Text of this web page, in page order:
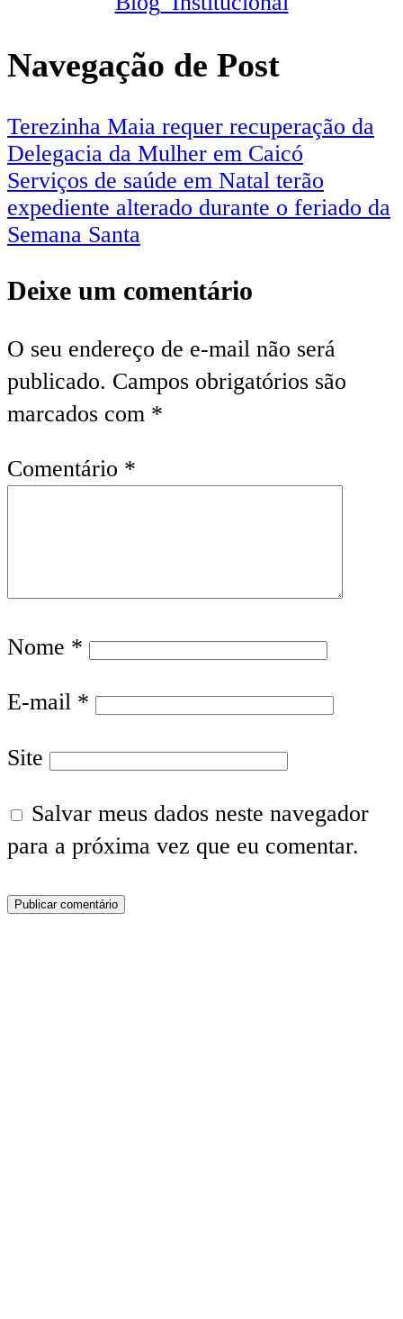
Navegação de Post
Terezinha Maia requer recuperação da
Delegacia da Mulher em Caicó
Serviços de saúde em Natal terão
expediente alterado durante o feriado da
Semana Santa
Deixe um comentário
O seu endereço de e-mail não será
publicado. Campos obrigatórios são
marcados com *
Comentário *
Nome *
E-mail *
Site
Salvar meus dados neste navegador
para a próxima vez que eu comentar.